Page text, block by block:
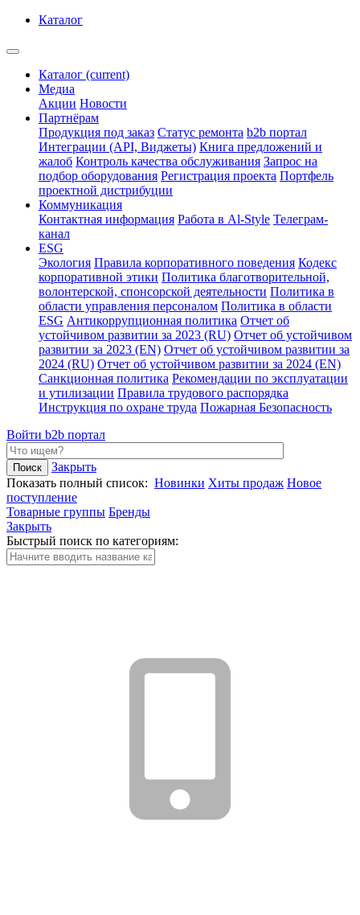
Каталог
Каталог (current)
Медиа
Акции Новости
Партнёрам
Продукция под заказ Статус ремонта b2b портал
Интеграции (API, Виджеты) Книга предложений и
жалоб Контроль качества обслуживания Запрос на
подбор оборудования Регистрация проекта Портфель
проектной дистрибуции
Коммуникация
Контактная информация Работа в Al-Style Телеграм-
канал
ESG
Экология Правила корпоративного поведения Кодекс
корпоративной этики Политика благотворительной,
волонтерской, спонсорской деятельности Политика в
области управления персоналом Политика в области
ESG Антикоррупционная политика Отчет об
устойчивом развитии за 2023 (RU) Отчет об устойчивом
развитии за 2023 (EN) Отчет об устойчивом развитии за
2024 (RU) Отчет об устойчивом развитии за 2024 (EN)
Санкционная политика Рекомендации по эксплуатации
и утилизации Правила трудового распорядка
Инструкция по охране труда Пожарная Безопасность
Войти b2b портал
Закрыть
Показать полный список: Новинки Хиты продаж Новое
поступление
Товарные группы Бренды
Закрыть
Быстрый поиск по категориям: